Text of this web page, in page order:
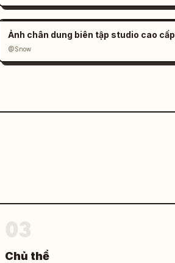
Ảnh chân dung biên tập studio cao cấp
@Snow
Chủ thể